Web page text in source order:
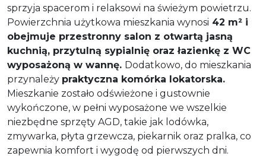
sprzyja spacerom i relaksowi na świeżym powietrzu.
Powierzchnia użytkowa mieszkania wynosi 42 m² i
obejmuje przestronny salon z otwartą jasną
kuchnią, przytulną sypialnię oraz łazienkę z WC
wyposażoną w wannę. Dodatkowo, do mieszkania
przynależy praktyczna komórka lokatorska.
Mieszkanie zostało odświeżone i gustownie
wykończone, w pełni wyposażone we wszelkie
niezbędne sprzęty AGD, takie jak lodówka,
zmywarka, płyta grzewcza, piekarnik oraz pralka, co
zapewnia komfort i wygodę od pierwszych dni.